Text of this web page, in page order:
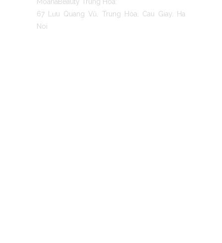
67 Lưu Quang Vũ, Trung Hòa, Cau Giay, Ha
Noi